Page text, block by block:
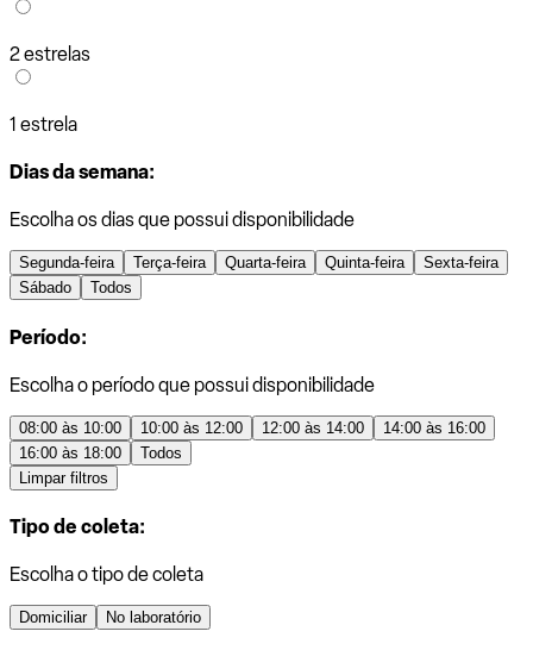
2 estrelas
1 estrela
Dias da semana:
Escolha os dias que possui disponibilidade
Segunda-feira Terça-feira Quarta-feira Quinta-feira
Sexta-feira
Sábado
Todos
Período:
Escolha o período que possui disponibilidade
08:00 às 10:00 10:00 às 12:00 12:00 às 14:00
14:00 às 16:00
16:00 às 18:00
Todos
Limpar filtros
Tipo de coleta:
Escolha o tipo de coleta
Domiciliar No laboratório